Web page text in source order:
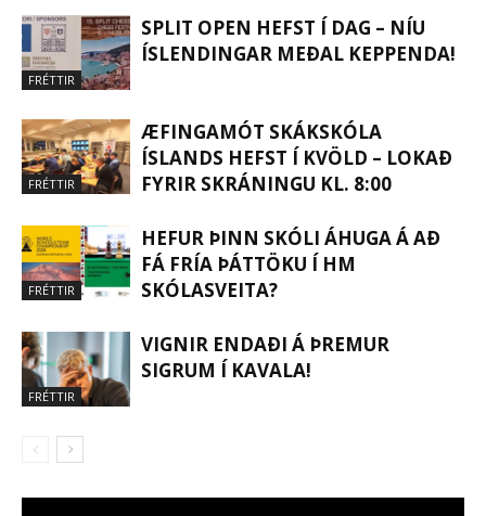
FRÉTTIR
SPLIT OPEN HEFST Í DAG – NÍU
ÍSLENDINGAR MEÐAL KEPPENDA!
FRÉTTIR
ÆFINGAMÓT SKÁKSKÓLA
ÍSLANDS HEFST Í KVÖLD – LOKAÐ
FYRIR SKRÁNINGU KL. 8:00
FRÉTTIR
HEFUR ÞINN SKÓLI ÁHUGA Á AÐ
FÁ FRÍA ÞÁTTÖKU Í HM
SKÓLASVEITA?
FRÉTTIR
VIGNIR ENDAÐI Á ÞREMUR
SIGRUM Í KAVALA!